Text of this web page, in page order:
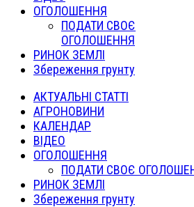
ОГОЛОШЕННЯ
ПОДАТИ СВОЄ
ОГОЛОШЕННЯ
РИНОК ЗЕМЛІ
Збереження грунту
АКТУАЛЬНІ СТАТТІ
АГРОНОВИНИ
КАЛЕНДАР
ВІДЕО
ОГОЛОШЕННЯ
ПОДАТИ СВОЄ
РИНОК ЗЕМЛІ
Збереження грунту